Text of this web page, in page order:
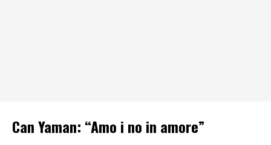
Can Yaman: “Amo i no in amore”